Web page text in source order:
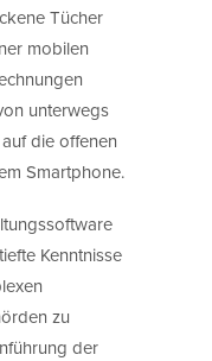
Tücher
mobilen
unterwegs
die offenen
Smartphone.
Kenntnisse
zu
der